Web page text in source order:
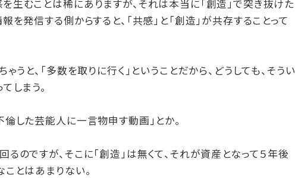
生むことは稀にありますが、それは本当に「創造」で突き抜けた
を発信する側からすると、「共感」と「創造」が共存することって
ゃうと、「多数を取りに行く」ということだから、どうしても、そうい
しまう。
倫した芸能人に一言物申す動画」とか。
のですが、そこに「創造」は無くて、それが資産となって５年後
とはあまりない。